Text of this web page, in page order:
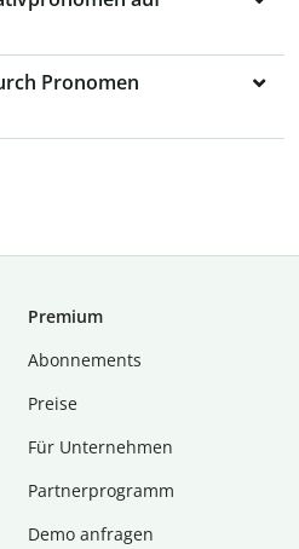
Pronomen
Premium
Abon­ne­ments
Preise
Für Unternehmen
Partnerprogramm
Demo anfragen